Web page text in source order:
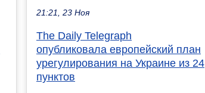
21:21, 23 Ноя
The Daily Telegraph
опубликовала европейский план
урегулирования на Украине из 24
пунктов